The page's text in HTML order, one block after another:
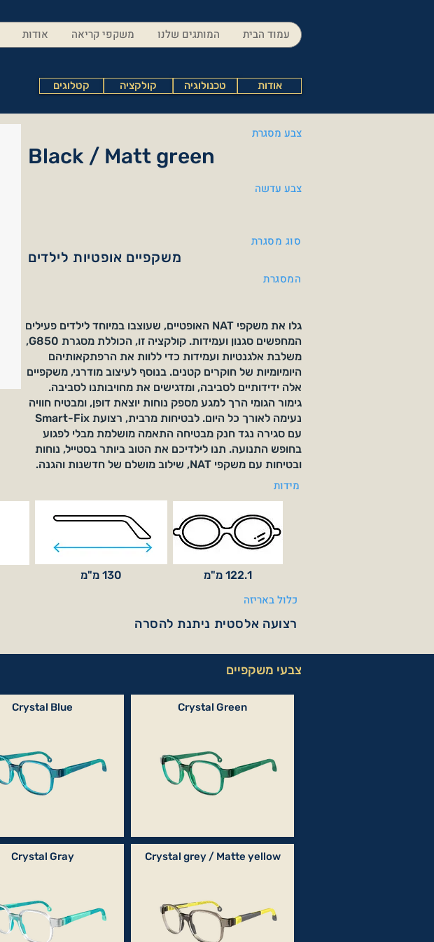
עמוד הבית המותגים שלנו משקפי קריאה אודות
קטלוגים קולקציה טכנולוגיה אודות
צבע מסגרת
Black / Matt green
צבע עדשה
סוג מסגרת
משקפיים אופטיות לילדים
המסגרת
גלו את משקפי NAT ​​האופטיים, שעוצבו במיוחד לילדים פעילים
המחפשים סגנון ועמידות. קולקציה זו, הכוללת מסגרת G850,
משלבת אלגנטיות ועמידות כדי ללוות את הרפתקאותיהם
היומיומיות של חוקרים קטנים. בנוסף לעיצוב מודרני, משקפיים
אלה ידידותיים לסביבה, ומדגישים את מחויבותנו לסביבה.
גימור הגומי הרך למגע מספק נוחות יוצאת דופן, ומבטיח חוויה
נעימה לאורך כל היום. לבטיחות מרבית, רצועת Smart-Fix
עם סגירה נגד חנק מבטיחה התאמה מושלמת מבלי לפגוע
בחופש התנועה. תנו לילדיכם את הטוב ביותר בסטייל, נוחות
ובטיחות עם משקפי NAT, שילוב מושלם של חדשנות והגנה.
מידות
130 מ"מ 122.1 מ"מ
כלול באריזה
רצועה אלסטית ניתנת להסרה
צבעי משקפיים
Crystal Blue
Crystal Gray
Crystal Green
Crystal grey / Matte yellow